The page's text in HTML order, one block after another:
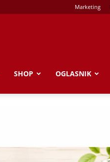
Marketing
SHOP OGLASNIK